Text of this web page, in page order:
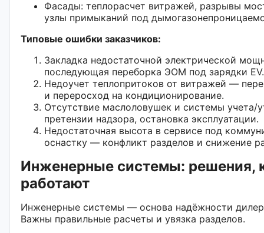
Фасады: теплорасчет витражей, разрывы
узлы примыканий под
Типовые ошибки заказчиков:
Закладка недостаточной электрической
последующая переборка ЭОМ под зарядки EV.
Недоучет теплопритоков от витражей —
и переросход на кондиционирование.
Отсутствие маслоловушек и системы учета/
претензии надзора, остановка эксплуатации.
Недостаточная высота в сервисе под
оснастку — конфликт разделов и снижение
Инженерные системы: решения,
работают
Инженерные системы — основа надёжности
Важны правильные расчеты и увязка разделов.